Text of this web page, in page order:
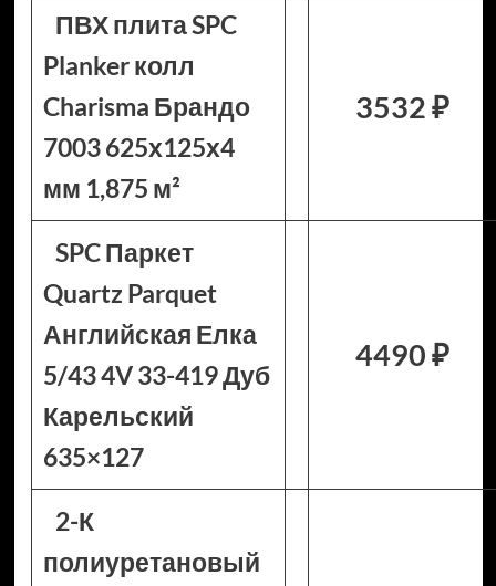
ПВХ плита SPC
Planker колл
Charisma Брандо
7003 625х125х4
мм 1,875 м²
3532 ₽
SPC Паркет
Quartz Parquet
Английская Елка
5/43 4V 33-419 Дуб
Карельский
635×127
4490 ₽
2-К
полиуретановый